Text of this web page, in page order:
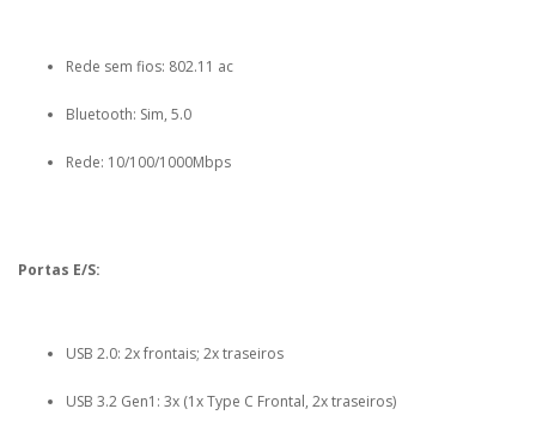
Rede sem fios: 802.11 ac
Bluetooth: Sim, 5.0
Rede: 10/100/1000Mbps
Portas E/S:
USB 2.0: 2x frontais; 2x traseiros
USB 3.2 Gen1: 3x (1x Type C Frontal, 2x traseiros)